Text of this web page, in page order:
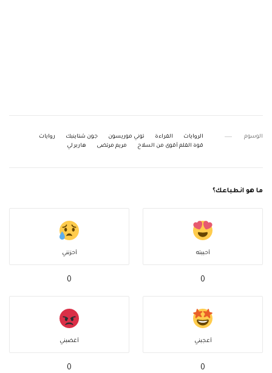
الوسوم الروايات القراءة توني موريسون جون شتاينبك
روايات
قوة القلم أقوى من السلاح
مريم مرتضى هاربر لي
ما هو انطباعك؟
أحببته
0
أحزنني
0
أعجبني
0
أغضبني
0